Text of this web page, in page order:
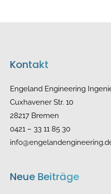
Kontakt
Engeland Engineering
Cuxhavener Str. 10
28217 Bremen
0421 – 33 11 85 30
Neue Beiträge